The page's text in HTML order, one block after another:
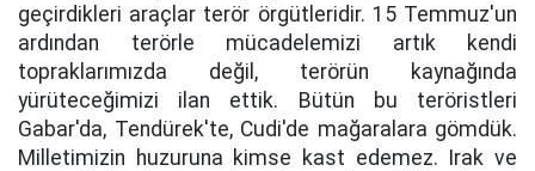
geçirdikleri araçlar terör örgütleridir. 15 Temmuz'un
ardından terörle mücadelemizi artık kendi
topraklarımızda değil, terörün kaynağında
yürüteceğimizi ilan ettik. Bütün bu teröristleri
Gabar'da, Tendürek'te, Cudi'de mağaralara gömdük.
Milletimizin huzuruna kimse kast edemez. Irak ve